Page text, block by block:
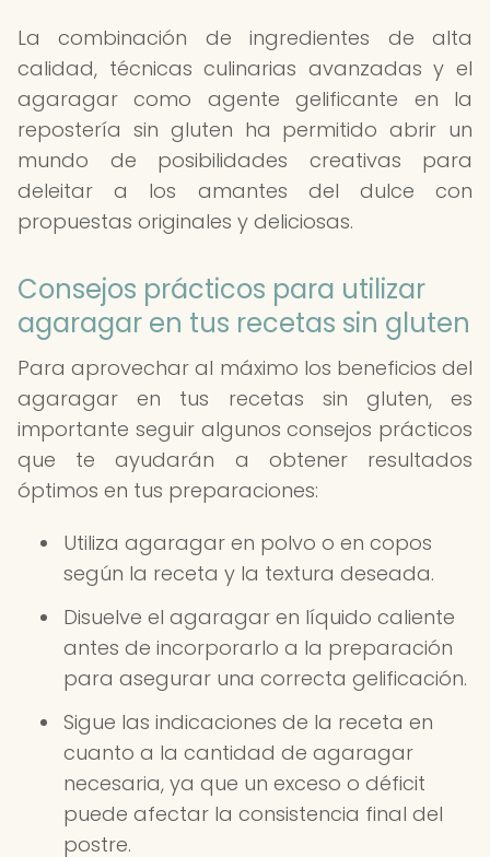
La combinación de ingredientes de alta
calidad, técnicas culinarias avanzadas y el
agaragar como agente gelificante en la
repostería sin gluten ha permitido abrir un
mundo de posibilidades creativas para
deleitar a los amantes del dulce con
propuestas originales y deliciosas.
Consejos prácticos para utilizar
agaragar en tus recetas sin gluten
Para aprovechar al máximo los beneficios del
agaragar en tus recetas sin gluten, es
importante seguir algunos consejos prácticos
que te ayudarán a obtener resultados
óptimos en tus preparaciones:
Utiliza agaragar en polvo o en copos
según la receta y la textura deseada.
Disuelve el agaragar en líquido caliente
antes de incorporarlo a la preparación
para asegurar una correcta gelificación.
Sigue las indicaciones de la receta en
cuanto a la cantidad de agaragar
necesaria, ya que un exceso o déficit
puede afectar la consistencia final del
postre.